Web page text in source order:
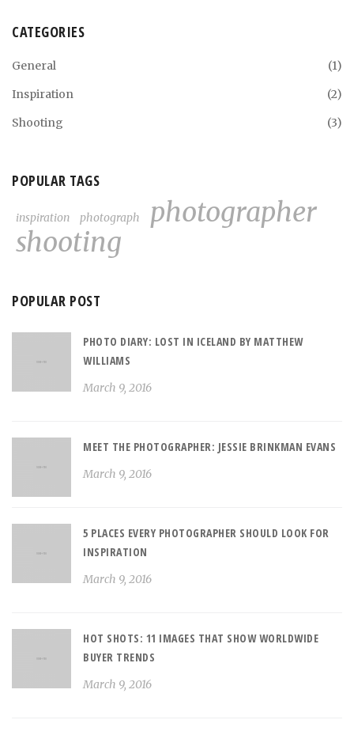
CATEGORIES
General
(1)
Inspiration
(2)
Shooting
(3)
POPULAR TAGS
inspiration photograph
photographer
shooting
POPULAR POST
PHOTO DIARY: LOST IN ICELAND BY MATTHEW
WILLIAMS
March 9, 2016
MEET THE PHOTOGRAPHER: JESSIE BRINKMAN EVANS
March 9, 2016
5 PLACES EVERY PHOTOGRAPHER SHOULD LOOK FOR
INSPIRATION
March 9, 2016
HOT SHOTS: 11 IMAGES THAT SHOW WORLDWIDE
BUYER TRENDS
March 9, 2016